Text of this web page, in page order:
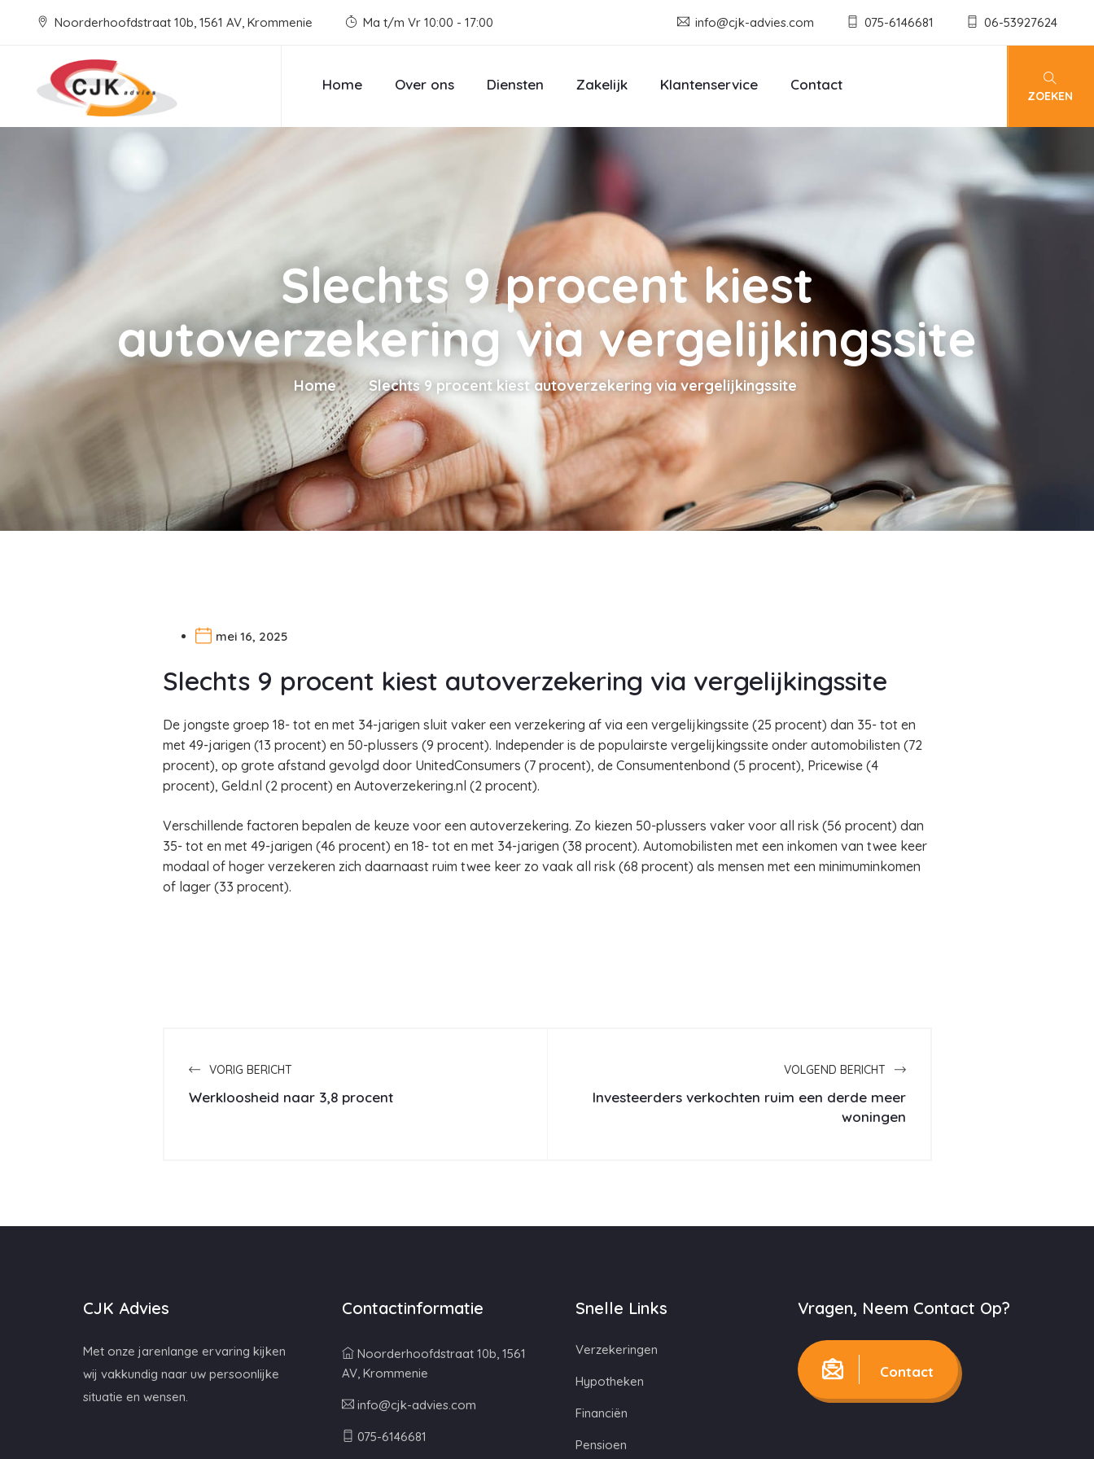
Noorderhoofdstraat 10b, 1561 AV, Krommenie Ma t/m Vr 10:00 - 17:00 info@cjk-advies.com 075-6146681 06-53927624
Home Over ons Diensten Zakelijk Klantenservice Contact
ZOEKEN
Slechts 9 procent kiest
autoverzekering via vergelijkingssite
Home Slechts 9 procent kiest autoverzekering via vergelijkingssite
mei 16, 2025
Slechts 9 procent kiest autoverzekering via vergelijkingssite
De jongste groep 18- tot en met 34-jarigen sluit vaker een verzekering af via een vergelijkingssite (25 procent) dan 35- tot en
met 49-jarigen (13 procent) en 50-plussers (9 procent). Independer is de populairste vergelijkingssite onder automobilisten (72
procent), op grote afstand gevolgd door UnitedConsumers (7 procent), de Consumentenbond (5 procent), Pricewise (4
procent), Geld.nl (2 procent) en Autoverzekering.nl (2 procent).
Verschillende factoren bepalen de keuze voor een autoverzekering. Zo kiezen 50-plussers vaker voor all risk (56 procent) dan
35- tot en met 49-jarigen (46 procent) en 18- tot en met 34-jarigen (38 procent). Automobilisten met een inkomen van twee keer
modaal of hoger verzekeren zich daarnaast ruim twee keer zo vaak all risk (68 procent) als mensen met een minimuminkomen
of lager (33 procent).
VORIG BERICHT
Werkloosheid naar 3,8 procent
VOLGEND BERICHT
Investeerders verkochten ruim een derde meer
woningen
CJK Advies
Met onze jarenlange ervaring kijken
wij vakkundig naar uw persoonlijke
situatie en wensen.
Contactinformatie
Noorderhoofdstraat 10b, 1561
AV, Krommenie
info@cjk-advies.com
075-6146681
Snelle Links
Verzekeringen
Hypotheken
Financiën
Pensioen
Vragen, Neem Contact Op?
Contact